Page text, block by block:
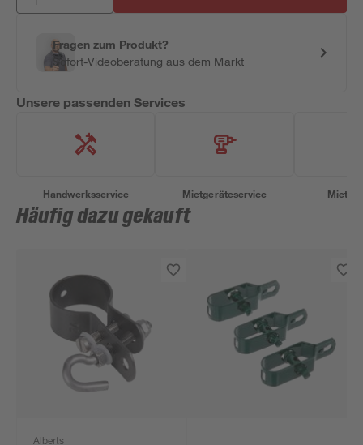
Fragen zum Produkt?
Sofort-Videoberatung aus dem Markt
Unsere passenden Services
Handwerksservice Mietgeräteservice
Häufig dazu gekauft
Alberts